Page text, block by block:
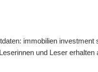
immobilien
und Leser erhalten